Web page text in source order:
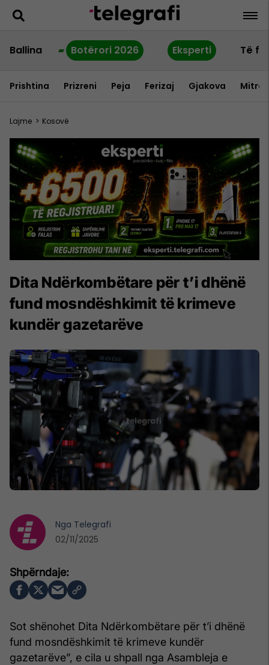
Ballina Botërori 2026 Eksperti Të
Prishtina Prizreni Peja Ferizaj Gjakova
Lajme > Kosovë
​Dita Ndërkombëtare për t’i dhënë
fund mosndëshkimit të krimeve
kundër gazetarëve
Sot shënohet Dita Ndërkombëtare për t’i dhënë
fund mosndëshkimit të krimeve kundër
gazetarëve”, e cila u shpall nga Asambleja e
Nga Telegrafi
02/11/2025